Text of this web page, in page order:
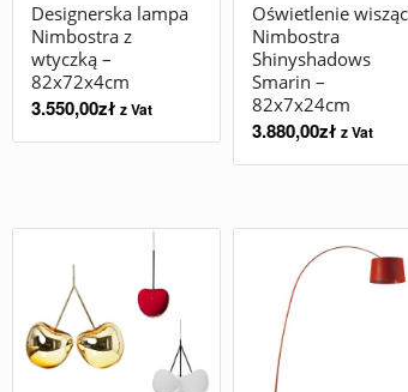
Designerska lampa
Nimbostra z
wtyczką –
82x72x4cm
3.550,00zł z Vat
Oświetlenie
Nimbostra
Shinyshadows
Smarin –
82x7x24cm
3.880,00zł z Vat